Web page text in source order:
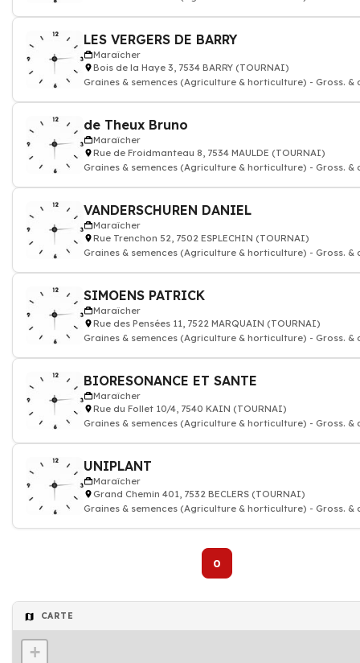
LES VERGERS DE BARRY
Maraîcher
Bois de la Haye 3, 7534 BARRY (TOURNAI)
Graines & semences (Agriculture & horticulture) - Gross. &
de Theux Bruno
Maraîcher
Rue de Froidmanteau 8, 7534 MAULDE (TOURNAI)
Graines & semences (Agriculture & horticulture) - Gross. &
VANDERSCHUREN DANIEL
Maraîcher
Rue Trenchon 52, 7502 ESPLECHIN (TOURNAI)
Graines & semences (Agriculture & horticulture) - Gross. &
SIMOENS PATRICK
Maraîcher
Rue des Pensées 11, 7522 MARQUAIN (TOURNAI)
Graines & semences (Agriculture & horticulture) - Gross. &
BIORESONANCE ET SANTE
Maraîcher
Rue du Follet 10/4, 7540 KAIN (TOURNAI)
Graines & semences (Agriculture & horticulture) - Gross. &
UNIPLANT
Maraîcher
Grand Chemin 401, 7532 BECLERS (TOURNAI)
Graines & semences (Agriculture & horticulture) - Gross. &
0
CARTE
+